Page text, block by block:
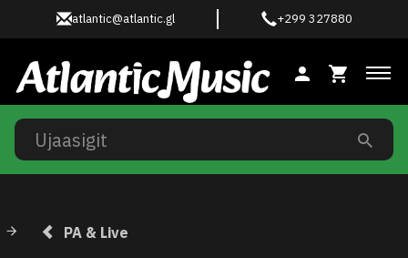
atlantic@atlantic.gl +299 327880
PA & Live